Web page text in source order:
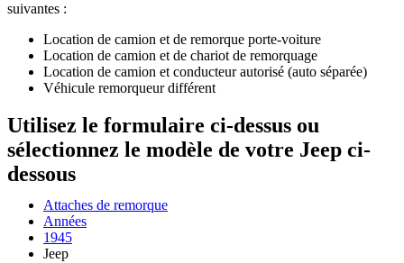
suivantes :
Location de camion et de remorque porte-voiture
Location de camion et de chariot de remorquage
Location de camion et conducteur autorisé (auto séparée)
Véhicule remorqueur différent
Utilisez le formulaire ci-dessus ou
sélectionnez le modèle de votre Jeep ci-
dessous
Attaches de remorque
Années
1945
Jeep